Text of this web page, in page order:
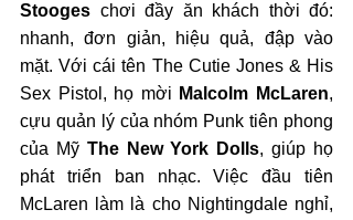
Stooges chơi đầy ăn khách thời đó:
nhanh, đơn giản, hiệu quả, đập vào
mặt. Với cái tên The Cutie Jones & His
Sex Pistol, họ mời Malcolm McLaren,
cựu quản lý của nhóm Punk tiên phong
của Mỹ The New York Dolls, giúp họ
phát triển ban nhạc. Việc đầu tiên
McLaren làm là cho Nightingdale nghỉ,